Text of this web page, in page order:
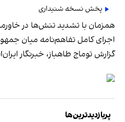
پخش نسخه شنیداری
همزمان با تشدید تنش‌ها در
اجرای کامل تفاهم‌نامه میان
گزارش توماج طاهباز، خبرنگار
پربازدیدترین‌ها